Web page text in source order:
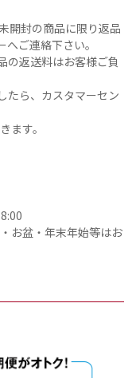
開封の商品に限り返品
ご連絡下さい。
の返送料はお客様ご負
たら、カスタマーセン
ます。
お盆・年末年始等はお